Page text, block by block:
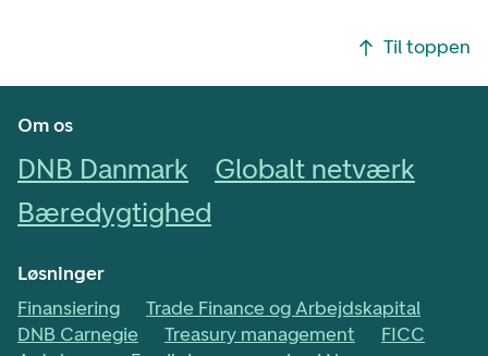
Til toppen
Om os
DNB Danmark
Globalt netværk
Bæredygtighed
Løsninger
Finansiering
Trade Finance og Arbejdskapital
DNB Carnegie
Treasury management
FICC